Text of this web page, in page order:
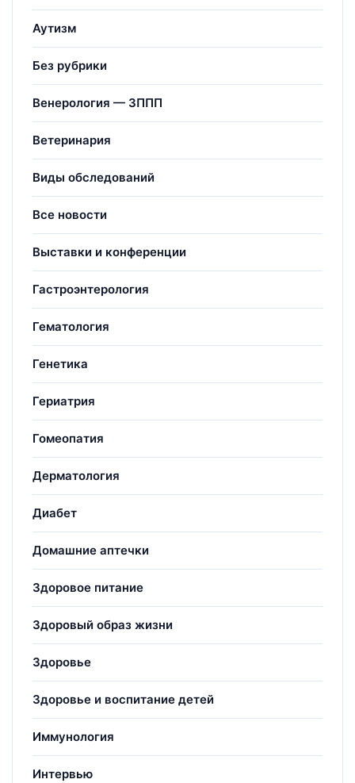
Аутизм
Без рубрики
Венерология — ЗППП
Ветеринария
Виды обследований
Все новости
Выставки и конференции
Гастроэнтерология
Гематология
Генетика
Гериатрия
Гомеопатия
Дерматология
Диабет
Домашние аптечки
Здоровое питание
Здоровый образ жизни
Здоровье
Здоровье и воспитание детей
Иммунология
Интервью